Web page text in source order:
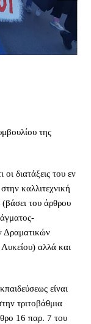
της
διατάξεις του εν
καλλιτεχνική
(βάσει του άρθρου
Δραματικών
αλλά και
είναι
τριτοβάθμια
16 παρ. 7 του